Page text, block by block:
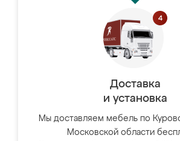
Доставка
и установка
Мы доставляем мебель по
Московской области